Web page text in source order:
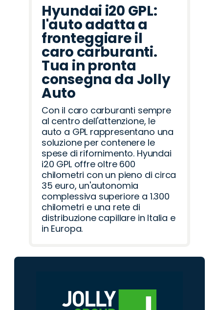
Hyundai i20 GPL:
l'auto adatta a
fronteggiare il
caro carburanti.
Tua in pronta
consegna da Jolly
Auto
Con il caro carburanti sempre
al centro dell'attenzione, le
auto a GPL rappresentano una
soluzione per contenere le
spese di rifornimento. Hyundai
i20 GPL offre oltre 600
chilometri con un pieno di circa
35 euro, un'autonomia
complessiva superiore a 1.300
chilometri e una rete di
distribuzione capillare in Italia e
in Europa.